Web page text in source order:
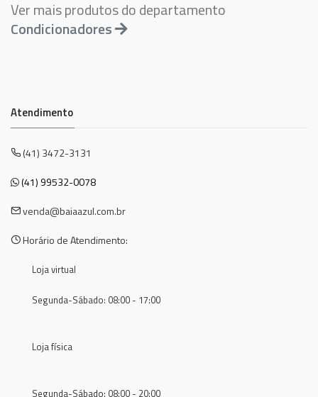
Ver mais produtos do departamento
Condicionadores
Atendimento
(41) 3472-3131
(41) 99532-0078
venda@baiaazul.com.br
Horário de Atendimento:
Loja virtual
Segunda-Sábado: 08:00 - 17:00
Loja física
Segunda-Sábado: 08:00 - 20:00